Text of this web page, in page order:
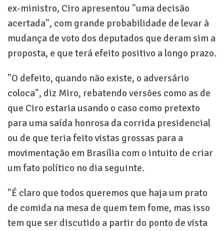
ex-ministro, Ciro apresentou "uma decisão
acertada", com grande probabilidade de levar à
mudança de voto dos deputados que deram sim a
proposta, e que terá efeito positivo a longo prazo.
"O defeito, quando não existe, o adversário
coloca", diz Miro, rebatendo versões como as de
que Ciro estaria usando o caso como pretexto
para uma saída honrosa da corrida presidencial
ou de que teria feito vistas grossas para a
movimentação em Brasília com o intuito de criar
um fato político no dia seguinte.
"É claro que todos queremos que haja um prato
de comida na mesa de quem tem fome, mas isso
tem que ser discutido a partir do ponto de vista